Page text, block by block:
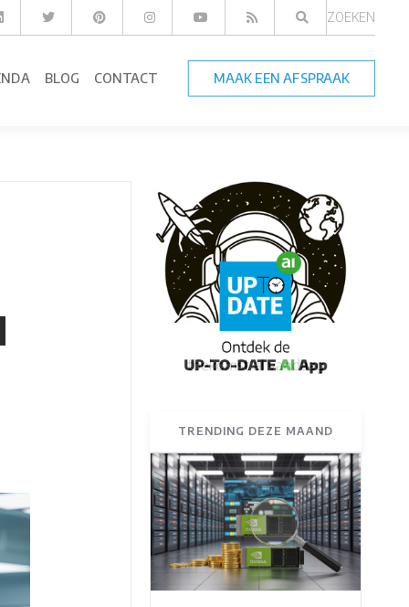
ZOEKEN
BLOG CONTACT MAAK EEN AFSPRAAK
TRENDING DEZE MAAND